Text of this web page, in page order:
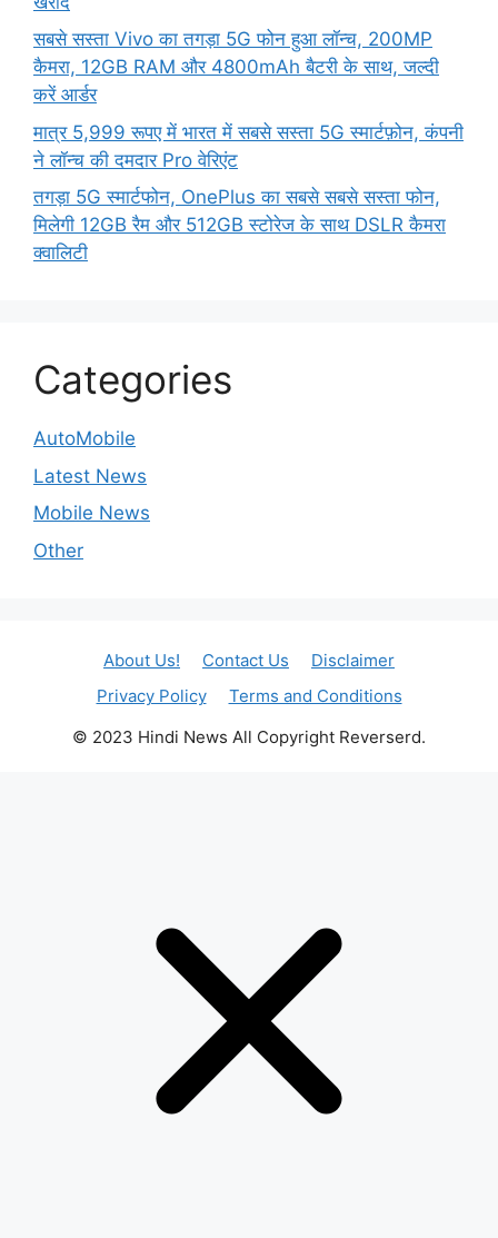
सबसे सस्ता Vivo का तगड़ा 5G फोन हुआ लॉन्च, 200MP
कैमरा, 12GB RAM और 4800mAh बैटरी के साथ, जल्दी
करें आर्डर
मात्र 5,999 रूपए में भारत में सबसे सस्ता 5G स्मार्टफ़ोन, कंपनी
ने लॉन्च की दमदार Pro वेरिएंट
तगड़ा 5G स्मार्टफोन, OnePlus का सबसे सबसे सस्ता फोन,
मिलेगी 12GB रैम और 512GB स्टोरेज के साथ DSLR कैमरा
क्वालिटी
Categories
AutoMobile
Latest News
Mobile News
Other
About Us! Contact Us
Disclaimer
Privacy Policy
Terms and Conditions
© 2023 Hindi News All Copyright Reverserd.